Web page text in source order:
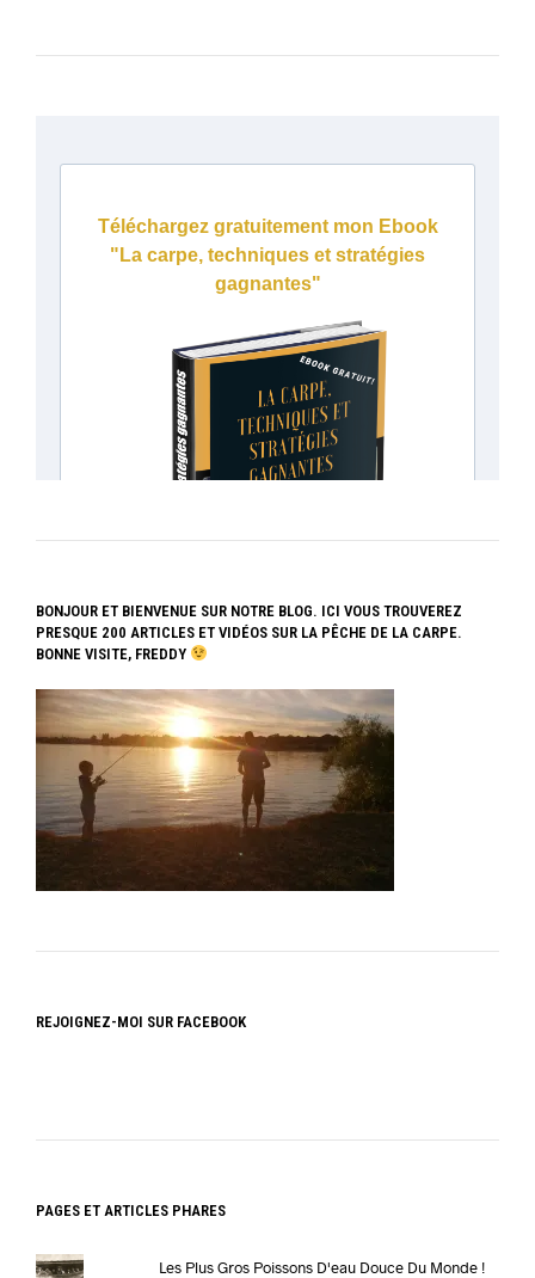
BONJOUR ET BIENVENUE SUR NOTRE BLOG. ICI VOUS TROUVEREZ
PRESQUE 200 ARTICLES ET VIDÉOS SUR LA PÊCHE DE LA CARPE.
BONNE VISITE, FREDDY
REJOIGNEZ-MOI SUR FACEBOOK
PAGES ET ARTICLES PHARES
Les Plus Gros Poissons D'eau Douce Du Monde !